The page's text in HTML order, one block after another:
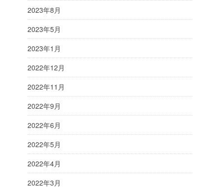
2023年8月
2023年5月
2023年1月
2022年12月
2022年11月
2022年9月
2022年6月
2022年5月
2022年4月
2022年3月